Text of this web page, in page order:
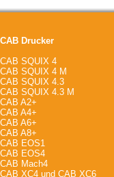
CAB Drucker
CAB SQUIX 4
CAB SQUIX 4 M
CAB SQUIX 4.3
CAB SQUIX 4.3 M
CAB A2+
CAB A4+
CAB A6+
CAB A8+
CAB EOS1
CAB EOS4
CAB Mach4
CAB XC4 und CAB XC6